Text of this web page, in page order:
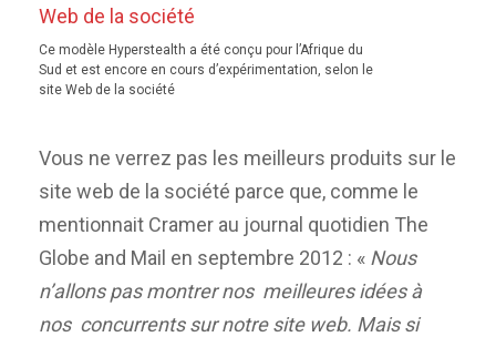
Ce modèle Hyperstealth a été conçu pour l’Afrique du
Sud et est encore en cours d’expérimentation, selon le
site Web de la société
Vous ne verrez pas les meilleurs produits sur le
site web de la société parce que, comme le
mentionnait Cramer au journal quotidien The
Globe and Mail en septembre 2012 : « Nous
n’allons pas montrer nos meilleures idées à
nos concurrents sur notre site web. Mais si